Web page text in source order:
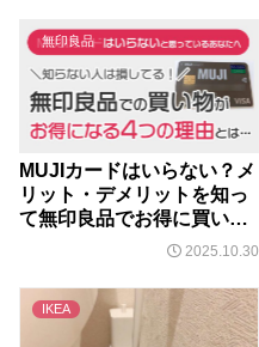
無印良品
MUJIカードはいらない？メ
リット・デメリットを知っ
て無印良品でお得に買い物
2025.10.30
IKEA